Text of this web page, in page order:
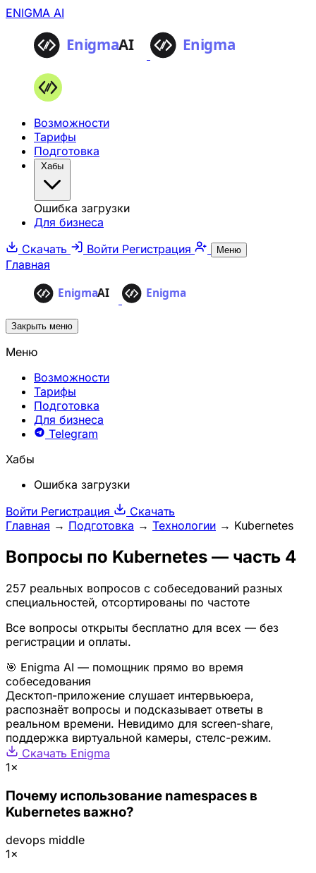
ENIGMA AI
Возможности
Тарифы
Подготовка
Хабы
Ошибка загрузки
Для бизнеса
Скачать
Войти Регистрация Меню
Главная
Закрыть меню
Меню
Возможности
Тарифы
Подготовка
Для бизнеса
Telegram
Хабы
Ошибка загрузки
Войти Регистрация
Скачать
Главная → Подготовка → Технологии → Kubernetes
Вопросы по Kubernetes — часть 4
257 реальных вопросов с собеседований разных
специальностей, отсортированы по частоте
Все вопросы открыты бесплатно для всех — без
регистрации и оплаты.
🎯 Enigma AI — помощник прямо во время
собеседования
Десктоп-приложение слушает интервьюера,
распознаёт вопросы и подсказывает ответы в
реальном времени. Невидимо для screen-share,
поддержка виртуальной камеры, стелс-режим.
Скачать Enigma
1×
Почему использование namespaces в
Kubernetes важно?
devops middle
1×